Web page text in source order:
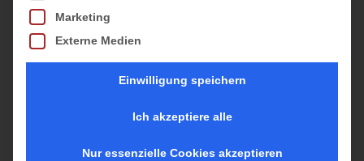
Marketing
Externe Medien
Einwilligung speichern
Ich akzeptiere alle
Nur essenzielle Cookies akzeptieren